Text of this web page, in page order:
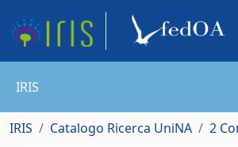
IRIS
IRIS Catalogo Ricerca UniNA 2